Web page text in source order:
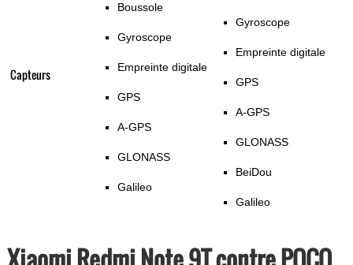
Capteurs
Boussole
Gyroscope
Empreinte digitale
GPS
A-GPS
GLONASS
Galileo
Gyroscope
Empreinte digitale
GPS
A-GPS
GLONASS
BeiDou
Galileo